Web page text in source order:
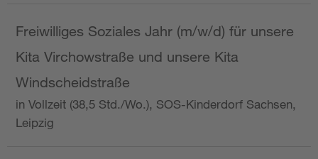
Freiwilliges Soziales Jahr (m/w/d) für unsere
Kita Virchowstraße und unsere Kita
Windscheidstraße
in Vollzeit (38,5 Std./Wo.), SOS-Kinderdorf Sachsen,
Leipzig